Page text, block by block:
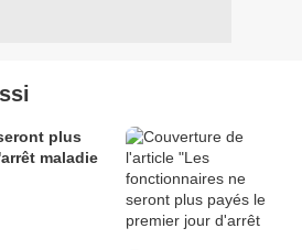
plus
maladie